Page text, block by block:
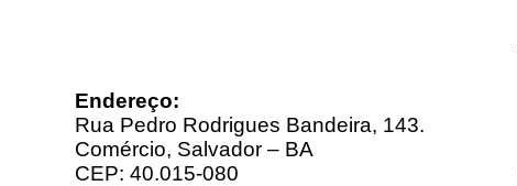
Endereço:
Rua Pedro Rodrigues Bandeira, 143.
Comércio, Salvador – BA
CEP: 40.015-080